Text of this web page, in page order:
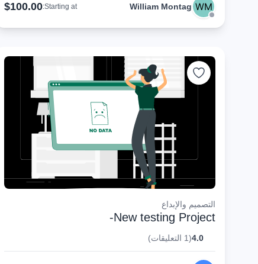
William Montag
Starting at:
$100.00
التصميم والإبداع
New testing Project-
4.0(1 التعليقات)